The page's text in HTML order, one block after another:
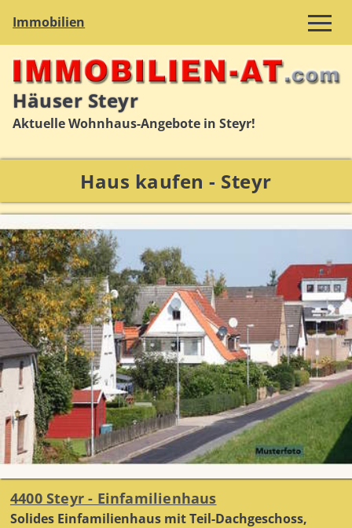
Immobilien
Häuser Steyr
Aktuelle Wohnhaus-Angebote in Steyr!
Haus kaufen - Steyr
4400 Steyr - Einfamilienhaus
Solides Einfamilienhaus mit Teil-Dachgeschoss,